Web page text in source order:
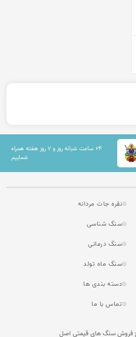
۲۴ ساعت شبانه روز و ۷ روز هفته همراه
شماییم
نقره جات مردانه
سنگ شناسی
سنگ درمانی
سنگ ماه تولد
دسته بندی ها
تماس با ما
فروش سنگ های قیمتی اصل